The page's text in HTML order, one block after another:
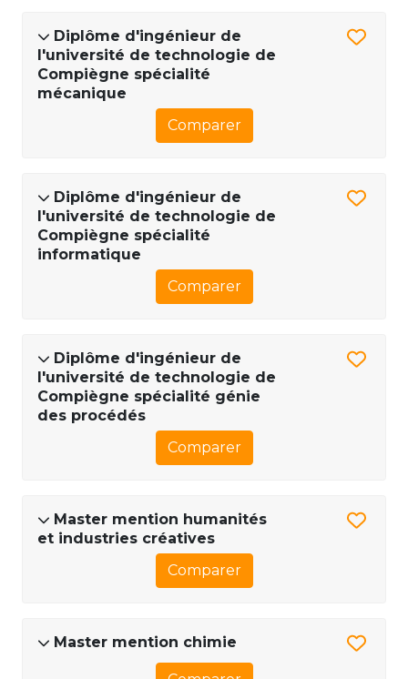
Diplôme d'ingénieur de
l'université de technologie de
Compiègne spécialité
mécanique
Comparer
Diplôme d'ingénieur de
l'université de technologie de
Compiègne spécialité
informatique
Comparer
Diplôme d'ingénieur de
l'université de technologie de
Compiègne spécialité génie
des procédés
Comparer
Master mention humanités
et industries créatives
Comparer
Master mention chimie